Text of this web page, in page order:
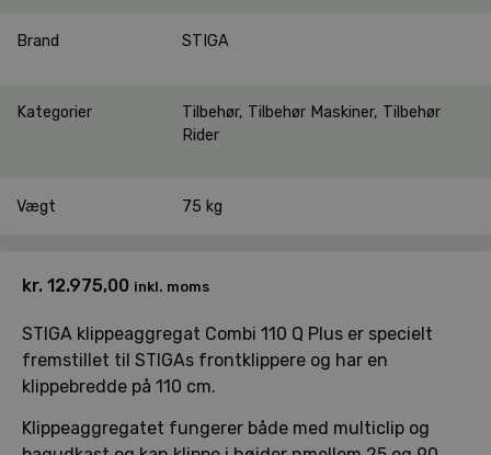
Brand STIGA
Kategorier Tilbehør, Tilbehør Maskiner, Tilbehør
Rider
Vægt 75 kg
kr. 12.975,00 inkl. moms
STIGA klippeaggregat Combi 110 Q Plus er specielt
fremstillet til STIGAs frontklippere og har en
klippebredde på 110 cm.
Klippeaggregatet fungerer både med multiclip og